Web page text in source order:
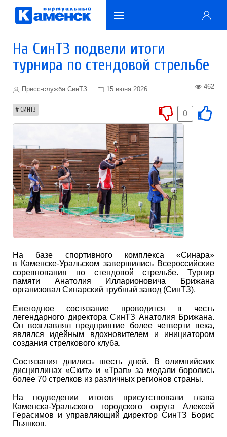
На СинТЗ подвели итоги
турнира по стендовой стрельбе
Пресс-служба СинТЗ 15 июня 2026 462
СИНТЗ 0
На базе спортивного комплекса «Синара»
в Каменске-Уральском завершились Всероссийские
соревнования по стендовой стрельбе. Турнир
памяти Анатолия Илларионовича Брижана
организовал Синарский трубный завод (СинТЗ).
Ежегодное состязание проводится в честь
легендарного директора СинТЗ Анатолия Брижана.
Он возглавлял предприятие более четверти века,
являлся идейным вдохновителем и инициатором
создания стрелкового клуба.
Состязания длились шесть дней. В олимпийских
дисциплинах «Скит» и «Трап» за медали боролись
более 70 стрелков из различных регионов страны.
На подведении итогов присутствовали глава
Каменска-Уральского городского округа Алексей
Герасимов и управляющий директор СинТЗ Борис
Пьянков.